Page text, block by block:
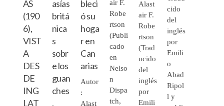
AS
(190
6),
VIST
A
DES
DE
ING
LAT
asías
britá
nica
s
sobr
e los
guan
ches
.
bleci
ó su
hoga
r en
Can
arias
Autor
:
Alast
air F.
Robe
rtson
(Publi
cado
en
Nelso
n
Dispa
tch,
Alast
air F.
Robe
rtson
(Trad
ucido
del
inglés
por
Emili
cido
del
inglés
por
Emili
o
Abad
Ripol
l y